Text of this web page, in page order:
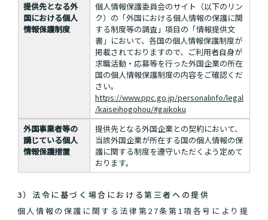
提供先となる外
国における個人
情報保護制度
個人情報保護委員会のサイト（以下のリン
ク）の「外国における個人情報の保護に関
する制度等の調査」項目の「情報提供文
書」において、各国の個人情報保護制度が
掲載されておりますので、ご利用者自身が
求職活動・応募等を行った外国企業の所在
国の個人情報保護制度の内容をご確認くだ
さい。
https://www.ppc.go.jp/personalinfo/legal
/kaiseihogohou/#gaikoku
外国事業者等の
講じている個人
情報保護措置
提供先となる外国企業との契約において、
当該外国企業が所在する国の個人情報の保
護に関する制度を遵守いただくよう定めて
おります。
3）法令に基づく場合における第三者への提供
個人情報の保護に関する法律第27条第1項各号により提